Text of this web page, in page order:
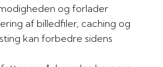
og forlader
af billedfiler, caching og
kan forbedre sidens